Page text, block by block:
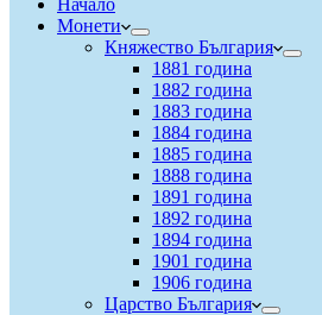
Начало
Монети
Княжество България
1881 година
1882 година
1883 година
1884 година
1885 година
1888 година
1891 година
1892 година
1894 година
1901 година
1906 година
Царство България